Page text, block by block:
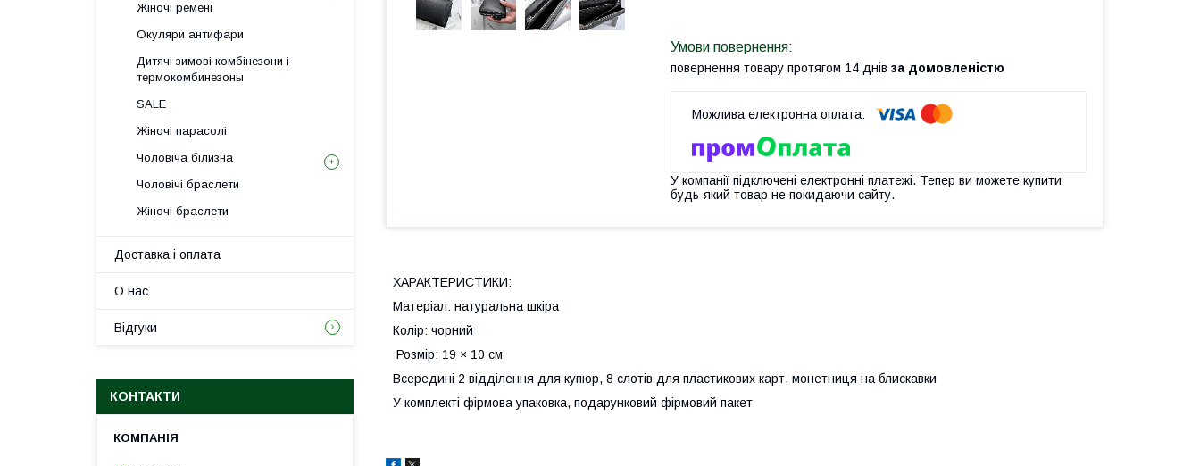
повернення товару протягом 14 днів за домовленістю
У компанії підключені електронні платежі. Тепер ви можете купити
будь-який товар не покидаючи сайту.
ХАРАКТЕРИСТИКИ:
Матеріал: натуральна шкіра
Колір: чорний
Розмір: 19 × 10 см
Всередині 2 відділення для купюр, 8 слотів для пластикових карт, монетниця на блискавки
У комплекті фірмова упаковка, подарунковий фірмовий пакет
Жіночі ремені
Окуляри антифари
Дитячі зимові комбінезони і
термокомбинезоны
SALE
Жіночі парасолі
Чоловіча білизна
Чоловічі браслети
Жіночі браслети
Доставка і оплата
О нас
Відгуки
КОНТАКТИ